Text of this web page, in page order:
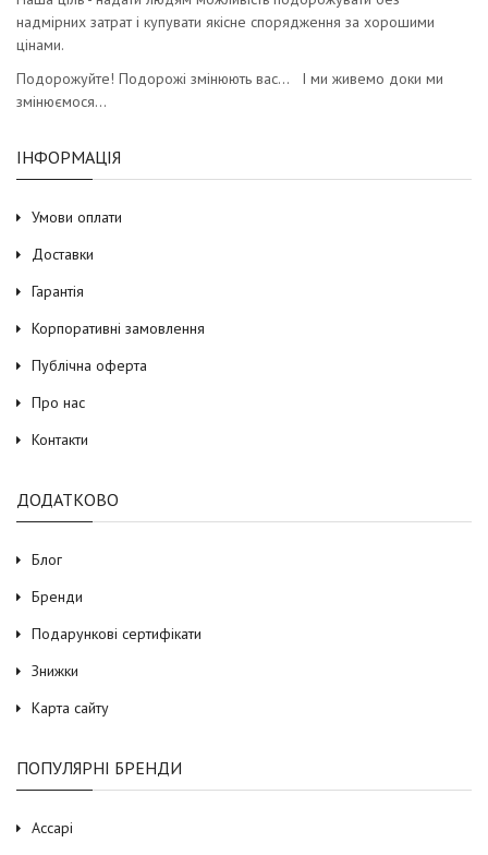
надмірних затрат і купувати якісне спорядження за хорошими
цінами.
Подорожуйте! Подорожі змінюють вас… І ми живемо доки ми
змінюємося…
ІНФОРМАЦІЯ
Умови оплати
Доставки
Гарантія
Корпоративні замовлення
Публічна оферта
Про нас
Контакти
ДОДАТКОВО
Блог
Бренди
Подарункові сертифікати
Знижки
Карта сайту
ПОПУЛЯРНІ БРЕНДИ
Accapi